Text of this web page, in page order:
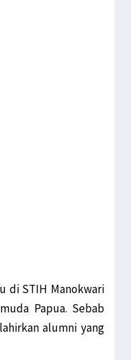
di STIH Manokwari
Papua. Sebab
alumni yang